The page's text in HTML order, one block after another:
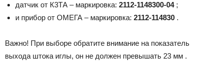
датчик от К3ТА – маркировка: 2112-1148300-04;
и прибор от ОМЕГА – маркировка: 2112-114830 .
Важно! При выборе обратите внимание на показатель
выхода штока иглы, он не должен превышать 23 мм .